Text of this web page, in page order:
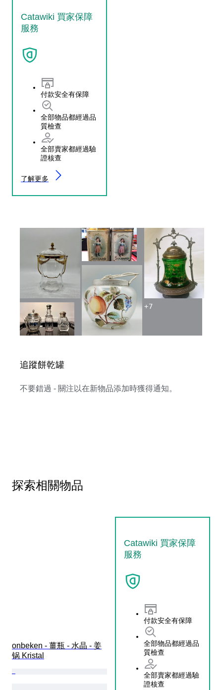
Catawiki 買家保障
服務
付款安全有保障
全部物品都經過品
質檢查
全部賣家都經過驗
證核查
了解更多
追蹤餅乾罐
不要錯過 - 關注以在新物品添加時獲得通知。
+7
探索相關物品
Catawiki 買家保障
服務
付款安全有保障
全部物品都經過品
質檢查
全部賣家都經過驗
證核查
onbeken - 薑瓶 - 水晶 - 姜
锅 Kristal